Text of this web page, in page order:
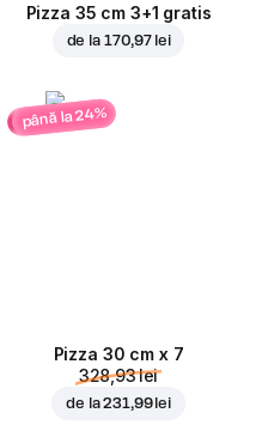
Pizza 35 cm 3+1 gratis
de la 170,97 lei
până la 24%
Pizza 30 cm x 7
328,93 lei
de la231,99 lei